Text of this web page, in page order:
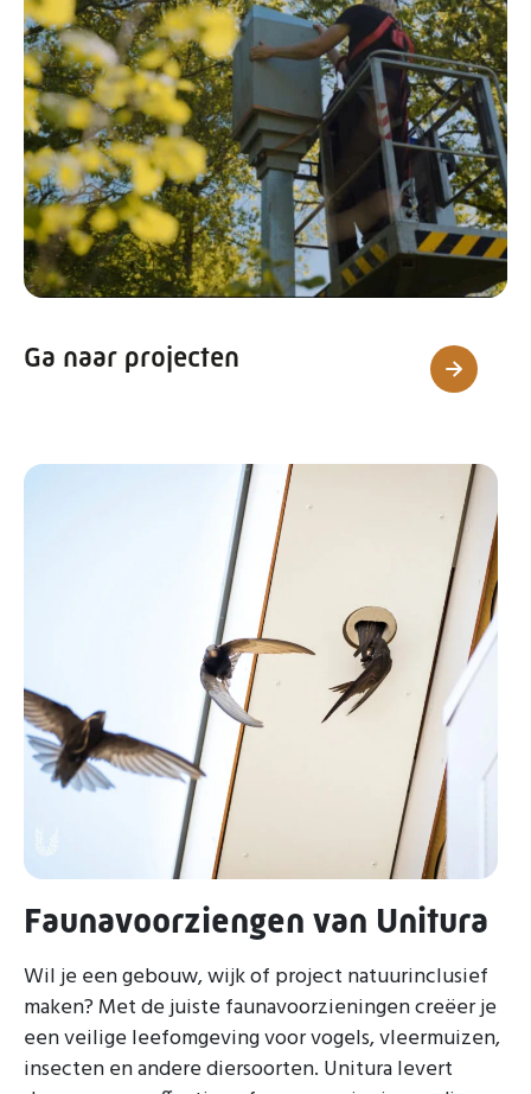
Ga naar projecten
Faunavoorziengen van Unitura
Wil je een gebouw, wijk of project natuurinclusief
maken? Met de juiste faunavoorzieningen creëer je
een veilige leefomgeving voor vogels, vleermuizen,
insecten en andere diersoorten. Unitura levert